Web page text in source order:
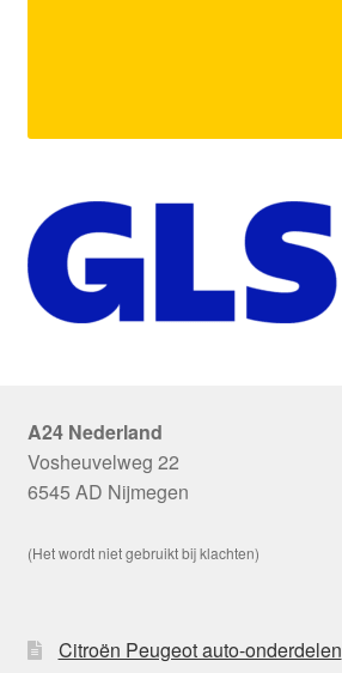
A24 Nederland
Vosheuvelweg 22
6545 AD Nijmegen
(Het wordt niet gebruikt bij klachten)
Citroën Peugeot auto-onderdelen